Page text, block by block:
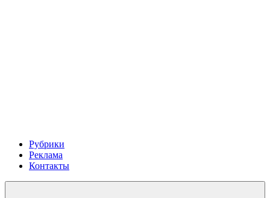
Рубрики
Реклама
Контакты